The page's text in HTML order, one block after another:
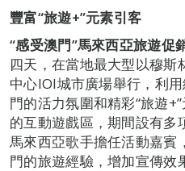
豐富“旅遊+”元素引客
“感受澳門”馬來西亞旅遊促
四天，在當地最大型以穆斯
中心IOI城市廣場舉行，利
門的活力氛圍和精彩“旅遊
的互動遊戲區，期間設有多
馬來西亞歌手擔任活動嘉賓
門的旅遊經驗，增加宣傳效